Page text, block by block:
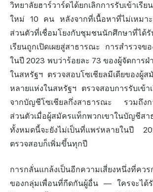
วิทยาลัยฮาร์วาร์ดได้ยกเลิกการรับเข้าเรี
ใหม่ 10 คน หลังจากที่เนื้อหาที่ไม่เหมา
ส่วนตัวที่เชื่อมโยงกับชุมชนนักศึกษาที่ได้รั
เรียนถูกเปิดเผยสู่สาธารณะ การสำรวจขอ
ในปี 2023 พบว่าร้อยละ 73 ของผู้จัดการฝ่
ในสหรัฐฯ ตรวจสอบโซเชียลมีเดียของผู้
หลายแห่งในสหรัฐฯ ตรวจสอบการรับเข้า
จากบัญชีโซเชียลกึ่งสาธารณะ รวมถึงก
ส่วนตัวเมื่อผู้สมัครแท็กพวกเขาในบัญ
ทั้งหมดนี้จะยังไม่เป็นที่แพร่หลายในปี
ตรวจสอบก็เพิ่มขึ้นทุกปี
การกลั่นแกล้งเป็นอีกความเสี่ยงหนึ่งที่ค
ของกลุ่มเพื่อนที่กีดกันผู้อื่น — ใครจะได้